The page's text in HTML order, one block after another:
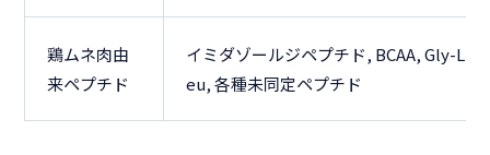
鶏ムネ肉由
来ペプチド
イミダゾールジペプチド, BCAA, Gly-L
eu, 各種未同定ペプチド